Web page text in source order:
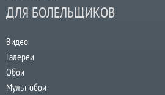
ДЛЯ БОЛЕЛЬЩИКОВ
Видео
Галереи
Обои
Мульт-обои